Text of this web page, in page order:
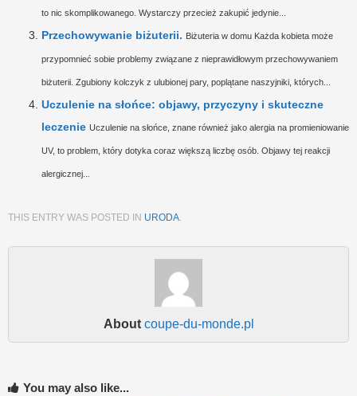
to nic skomplikowanego. Wystarczy przecież zakupić jedynie...
Przechowywanie biżuterii. Biżuteria w domu Każda kobieta może
przypomnieć sobie problemy związane z nieprawidłowym przechowywaniem
biżuterii. Zgubiony kolczyk z ulubionej pary, poplątane naszyjniki, których...
Uczulenie na słońce: objawy, przyczyny i skuteczne
leczenie Uczulenie na słońce, znane również jako alergia na promieniowanie
UV, to problem, który dotyka coraz większą liczbę osób. Objawy tej reakcji
alergicznej...
THIS ENTRY WAS POSTED IN URODA
About coupe-du-monde.pl
You may also like...